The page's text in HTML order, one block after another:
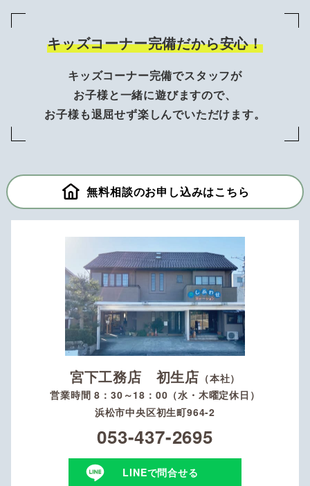
キッズコーナー完備だから安心！
キッズコーナー完備でスタッフが
お子様と一緒に遊びますので、
お子様も退屈せず楽しんでいただけます。
無料相談のお申し込みはこちら
宮下工務店 初生店 （本社）
営業時間 8：30～18：00（水・木曜定休日）
浜松市中央区初生町964-2
053-437-2695
LINEで問合せる